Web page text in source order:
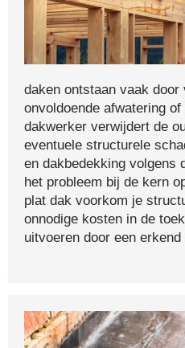
daken ontstaan vaak door
onvoldoende afwatering
dakwerker verwijdert de
eventuele structurele
en dakbedekking volgens
het probleem bij de kern
plat dak voorkom je
onnodige kosten in de
uitvoeren door een